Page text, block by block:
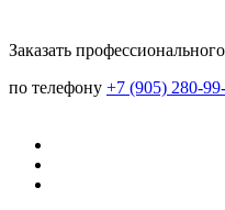
Заказать
по телефону +7 (905) 280-